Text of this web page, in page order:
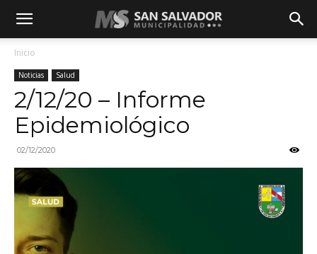
Inicio
Noticias Salud
2/12/20 – Informe
Epidemiológico
02/12/2020